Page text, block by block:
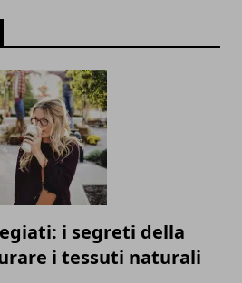
i segreti della
i tessuti naturali